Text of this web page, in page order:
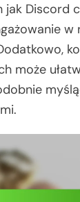
Discord
może